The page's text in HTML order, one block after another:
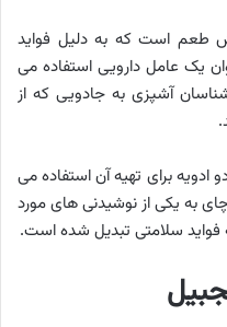
طعم است که به دلیل فواید
یک عامل دارویی استفاده می
آشپزی به جادویی که از
ادویه برای تهیه آن استفاده می
به یکی از نوشیدنی های مورد
فواید سلامتی تبدیل شده است.